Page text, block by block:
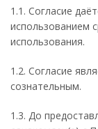
1.1. Согласие
использованием
использования.
1.2. Согласие
сознательным.
1.3. До